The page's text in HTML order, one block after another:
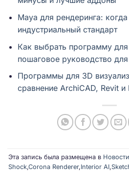
Maya для рендеринга:
индустриальный стандарт
Как выбрать программу
пошаговое руководство
Программы для 3D
сравнение ArchiCAD, Revit и
Эта запись была размещена в Новости
Shock,Corona Renderer,Interior AI,